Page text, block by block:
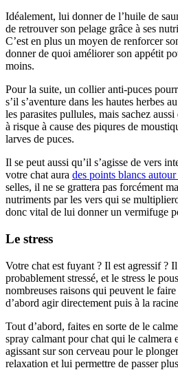
Idéalement, lui donner de l’huile de
de retrouver son pelage grâce à ses
C’est en plus un moyen de renforcer
donner de quoi améliorer son appétit
moins.
Pour la suite, un collier anti-puces
s’il s’aventure dans les hautes herbes
les parasites pullules, mais sachez
à risque à cause des piqures de
larves de puces.
Il se peut aussi qu’il s’agisse de vers
votre chat aura des points blancs
selles, il ne se grattera pas forcément
nutriments par les vers qui se
donc vital de lui donner un vermifuge
Le stress
Votre chat est fuyant ? Il est agressif ?
probablement stressé, et le stress le
nombreuses raisons qui peuvent le
d’abord agir directement puis à la
Tout d’abord, faites en sorte de le
spray calmant pour chat qui le calmera
agissant sur son cerveau pour le
relaxation et lui permettre de passer